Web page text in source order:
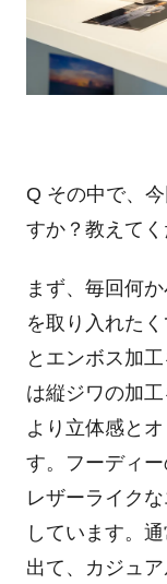
Q その中で、
すか？教えてく
まず、毎回何
を取り入れた
とエンボス加工
は縦ジワの加
より立体感と
す。
フーディ
レザーライク
しています。
出て、カジュ